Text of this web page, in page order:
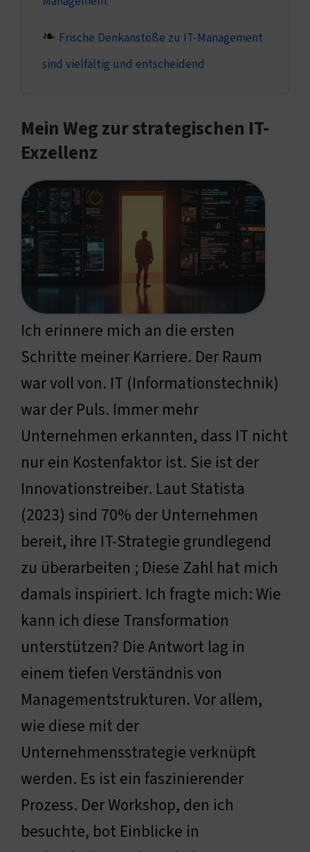
Frische Denkanstöße zu IT-Management
sind vielfältig und entscheidend
Mein Weg zur strategischen IT-
Exzellenz
Ich erinnere mich an die ersten
Schritte meiner Karriere. Der Raum
war voll von. IT (Informationstechnik)
war der Puls. Immer mehr
Unternehmen erkannten, dass IT nicht
nur ein Kostenfaktor ist. Sie ist der
Innovationstreiber. Laut Statista
(2023) sind 70% der Unternehmen
bereit, ihre IT-Strategie grundlegend
zu überarbeiten ; Diese Zahl hat mich
damals inspiriert. Ich fragte mich: Wie
kann ich diese Transformation
unterstützen? Die Antwort lag in
einem tiefen Verständnis von
Managementstrukturen. Vor allem,
wie diese mit der
Unternehmensstrategie verknüpft
werden. Es ist ein faszinierender
Prozess. Der Workshop, den ich
besuchte, bot Einblicke in